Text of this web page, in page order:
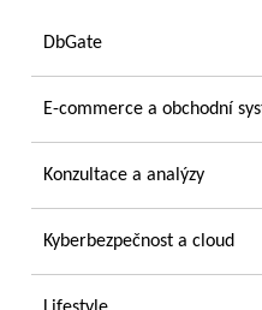
DbGate
E-commerce a obchodní
Konzultace a analýzy
Kyberbezpečnost a cloud